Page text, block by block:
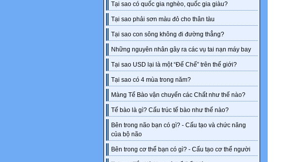
Tại sao có quốc gia nghèo, quốc gia giàu?
Tại sao phải sơn màu đỏ cho thân tàu
Tại sao con sông không đi đường thẳng?
Những nguyên nhân gây ra các vụ tai nạn máy bay
Tại sao USD lại là một “Đế Chế” trên thế giới?
Tại sao có 4 mùa trong năm?
Màng Tế Bào vận chuyển các Chất như thế nào?
Tế bào là gì? Cấu trúc tế bào như thế nào?
Bên trong não bạn có gì? - Cấu tạo và chức năng
của bộ não
Bên trong cơ thể bạn có gì? - Cấu tạo cơ thể người